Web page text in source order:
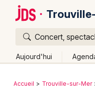
Concert,
Aujourd'hui
Publier un
Retour
Accueil Trouville-sur-Mer
Quoi ?
Où ?